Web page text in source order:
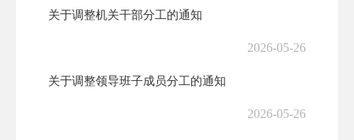
关于调整机关干部分工的通知
2026-05-26
关于调整领导班子成员分工的通知
2026-05-26